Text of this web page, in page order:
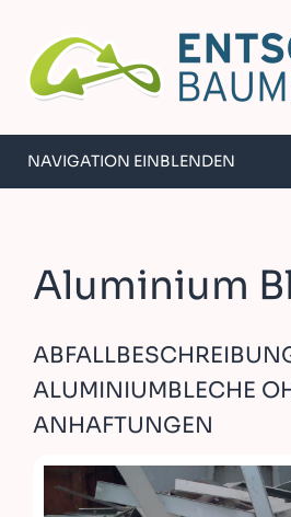
NAVIGATION EINBLENDEN
Aluminium
ALUMINIUMBLECHE
ANHAFTUNGEN